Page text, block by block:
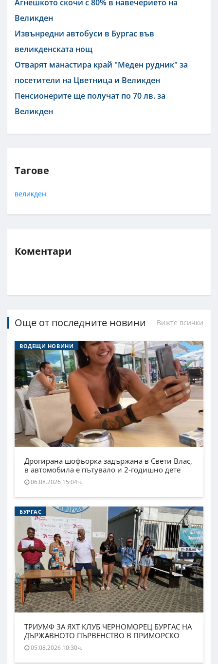
Агнешкото скочи с 80% в навечерието на
Великден
Извънредни автобуси в Бургас във
великденската нощ
Отварят манастира край "Меден рудник" за
посетители на Цветница и Великден
Пенсионерите ще получат по 70 лв. за
Великден
Тагове
великден
Коментари
Още от последните новини Вижте всички
ВОДЕЩИ НОВИНИ
Дрогирана шофьорка задържана в Свети Влас,
в автомобила е пътувало и 2-годишно дете
06.08.2026 15:04ч.
БУРГАС
ТРИУМФ ЗА ЯХТ КЛУБ ЧЕРНОМОРЕЦ БУРГАС НА
ДЪРЖАВНОТО ПЪРВЕНСТВО В ПРИМОРСКО
05.08.2026 10:30ч.